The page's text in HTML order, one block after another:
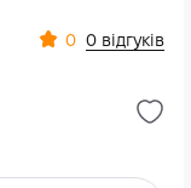
0 0 відгуків